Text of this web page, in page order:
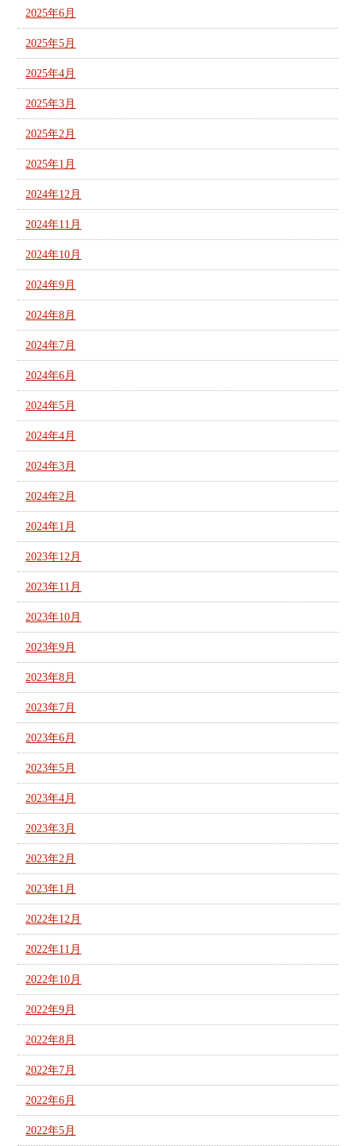
2025年6月
2025年5月
2025年4月
2025年3月
2025年2月
2025年1月
2024年12月
2024年11月
2024年10月
2024年9月
2024年8月
2024年7月
2024年6月
2024年5月
2024年4月
2024年3月
2024年2月
2024年1月
2023年12月
2023年11月
2023年10月
2023年9月
2023年8月
2023年7月
2023年6月
2023年5月
2023年4月
2023年3月
2023年2月
2023年1月
2022年12月
2022年11月
2022年10月
2022年9月
2022年8月
2022年7月
2022年6月
2022年5月